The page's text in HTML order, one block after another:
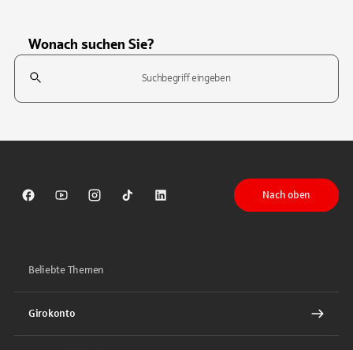
Wonach suchen Sie?
Suchfeld
Sparkasse auf Facebook
Sparkasse auf Youtube
Sparkasse auf Instagram
Sparkasse auf TikTok
Sparkasse auf LinkedIn
Nach oben
Beliebte Themen
Girokonto